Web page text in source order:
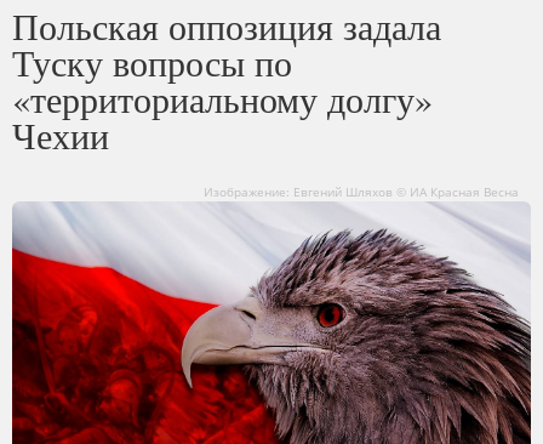
Польская оппозиция задала
Туску вопросы по
«территориальному долгу»
Чехии
Изображение: Евгений Шляхов © ИА Красная Весна